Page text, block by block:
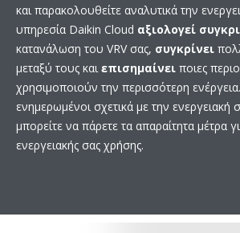
και παρακολουθείτε αναλυτικά την
υπηρεσία Daikin Cloud αξιολογεί
κατανάλωση του VRV σας, συγκρίνει
μεταξύ τους καιεπισημαίνει ποιες
χρησιμοποιούν την περισσότερη
ενημερωμένοι σχετικά με την ενεργειακή
μπορείτε να πάρετε τα απαραίτητα μέτρα
ενεργειακής σας χρήσης.